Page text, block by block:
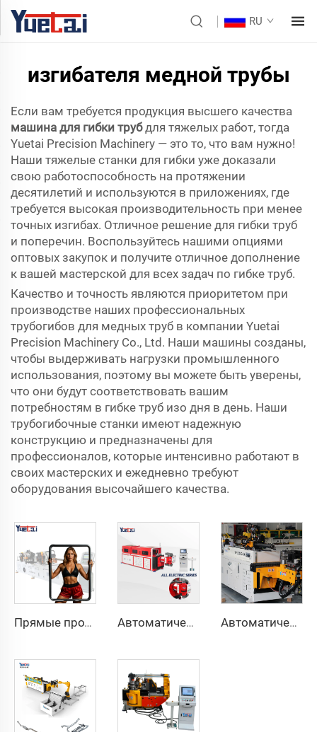
RU
изгибателя медной трубы
Если вам требуется продукция высшего качества
машина для гибки трубдля тяжелых работ, тогда
Yuetai Precision Machinery — это то, что вам нужно!
Наши тяжелые станки для гибки уже доказали
свою работоспособность на протяжении
десятилетий и используются в приложениях, где
требуется высокая производительность при менее
точных изгибах. Отличное решение для гибки труб
и поперечин. Воспользуйтесь нашими опциями
оптовых закупок и получите отличное дополнение
к вашей мастерской для всех задач по гибке труб.
Качество и точность являются приоритетом при
производстве наших профессиональных
трубогибов для медных труб в компании Yuetai
Precision Machinery Co., Ltd. Наши машины созданы,
чтобы выдерживать нагрузки промышленного
использования, поэтому вы можете быть уверены,
что они будут соответствовать вашим
потребностям в гибке труб изо дня в день. Наши
трубогибочные станки имеют надежную
конструкцию и предназначены для
профессионалов, которые интенсивно работают в
своих мастерских и ежедневно требуют
оборудования высочайшего качества.
Прямые продажи с завода, двухголовочный автоматический гидравлический трубогибочный станок с ЧПУ, станок для гибки труб из углеродистой стали Автоматическая полностью электрическая ротационная двусторонняя гибочная машина серии CNC для металлических стальных труб, трубогибочные станки Автоматический двухрукавный трубогибочный станок CNC одновременная двухсторонняя система формовки труб для выхлопных систем и перил